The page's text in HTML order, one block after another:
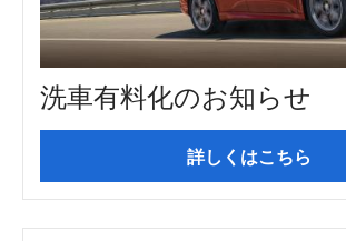
洗車有料化のお知らせ
詳しくはこちら